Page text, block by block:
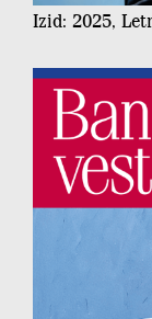
Izid: 2025,